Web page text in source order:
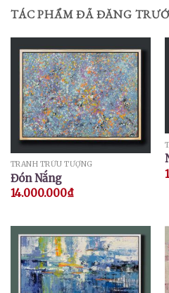
TÁC PHẨM ĐÃ ĐĂNG
TRANH TRỪU TƯỢNG
Đón Nắng
14.000.000₫